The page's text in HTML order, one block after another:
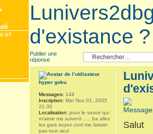
GT
d'existance ?
Publier une
réponse
Salut
hyper goku
Messages: 144
Inscription: Mar Nov 01, 2005
21:30
Localisation: pour le savoir qui
m'aime me suivent ..... ba allez
les gars soyez cool me laisser
pas tout seul